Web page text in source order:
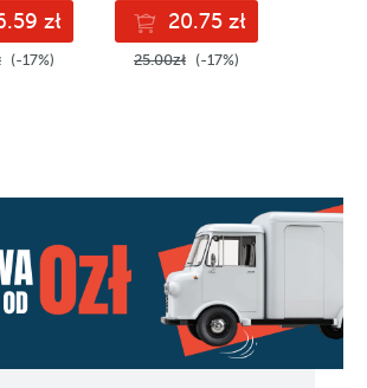
zł
(-17%)
20.75 zł
25.00zł (-17%)